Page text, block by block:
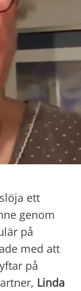
ett
genom
på
med att
på
Linda